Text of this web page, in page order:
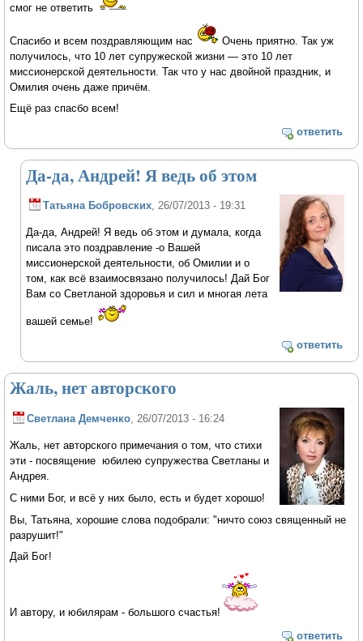
смог не ответить
Спасибо и всем поздравляющим нас
Очень приятно. Так уж
получилось, что 10 лет супружеской жизни — это 10 лет
миссионерской деятельности. Так что у нас двойной праздник, и
Омилия очень даже причём.
Ещё раз спасбо всем!
ответить
Да-да, Андрей! Я ведь об этом
Татьяна Бобровских, 26/07/2013 - 19:31
Да-да, Андрей! Я ведь об этом и думала, когда
писала это поздравление -о Вашей
миссионерской деятельности, об Омилии и о
том, как всё взаимосвязано получилось! Дай Бог
Вам со Светланой здоровья и сил и многая лета
вашей семье!
ответить
Жаль, нет авторского
Светлана Демченко, 26/07/2013 - 16:24
Жаль, нет авторского примечания о том, что стихи
эти - посвящение юбилею супружества Светланы и
Андрея.
С ними Бог, и всё у них было, есть и будет хорошо!
Вы, Татьяна, хорошие слова подобрали: "ничто союз священный не
разрушит!"
Дай Бог!
И автору, и юбилярам - большого счастья!
ответить